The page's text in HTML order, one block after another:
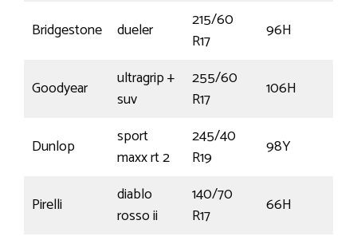
Bridgestone dueler
215/60
R17
96H
Goodyear
ultragrip +
suv
255/60
R17
106H
Dunlop
sport
maxx rt 2
245/40
R19
98Y
Pirelli
diablo
rosso ii
140/70
R17
66H